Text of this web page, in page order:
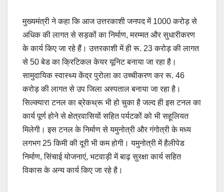
मुख्यमंत्री ने कहा कि आज उत्तरकाशी जनपद में 1000 करोड़ से
अधिक की लागत से सड़कों का निर्माण, मरम्मत और सुधारीकरण
के कार्य किए जा रहे हैं। उत्तरकाशी में ही रू. 23 करोड़ की लागत
से 50 बेड का क्रिटिकल केयर यूनिट बनाया जा रहा है।
सामुदायिक स्वास्थ्य केंद्र पुरोला का उच्चीकरण कर रू. 46
करोड़ की लागत से उप जिला अस्पताल बनाया जा रहा है।
सिल्क्यारा टनल का ब्रेकथ्रू भी हो चुका है जल्द ही इस टनल का
कार्य पूर्ण होने से क्षेत्रवासियों सहित पर्यटकों को भी सहूलियत
मिलेगी। इस टनल के निर्माण से यमुनोत्री और गंगोत्री के मध्य
लगभग 25 किमी की दूरी भी कम होगी। यमुनोत्री में हैलीपेड
निर्माण, सिंचाई योजनाएं, भटवाड़ी में बाढ़ सुरक्षा कार्य सहित
विकास के अन्य कार्य किए जा रहे है।